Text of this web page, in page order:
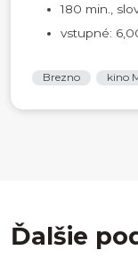
180 min.,
vstupné:
Brezno kino
Ďalšie